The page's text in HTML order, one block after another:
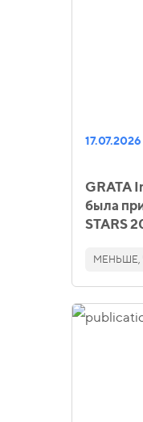
17.07.2026
GRATA
была
STARS
МЕНЬШЕ,